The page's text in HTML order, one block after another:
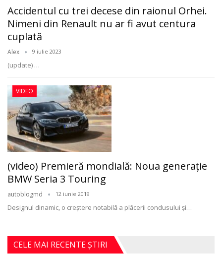
Accidentul cu trei decese din raionul Orhei.
Nimeni din Renault nu ar fi avut centura
cuplată
Alex 9 iulie 2023
(update) …
VIDEO
(video) Premieră mondială: Noua generaţie
BMW Seria 3 Touring
autoblogmd 12 iunie 2019
Designul dinamic, o creştere notabilă a plăcerii condusului şi…
CELE MAI RECENTE ȘTIRI